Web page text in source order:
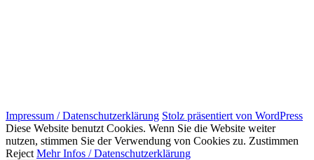
Impressum / Datenschutzerklärung Stolz präsentiert von WordPress
Diese Website benutzt Cookies. Wenn Sie die Website weiter
nutzen, stimmen Sie der Verwendung von Cookies zu. Zustimmen
Reject Mehr Infos / Datenschutzerklärung